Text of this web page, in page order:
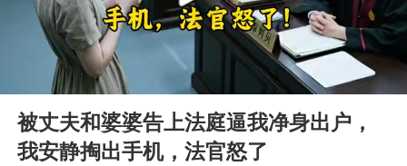
云南一地村民过火把节意外灼伤16人
泰国初中生饮弹自尽前开了26枪
22岁女生独闯南太行失联12天
用AI造出新病毒意味着什么
Play
00:00 11:49
被丈夫和婆婆告上法庭逼我净身出户，
我安静掏出手机，法官怒了